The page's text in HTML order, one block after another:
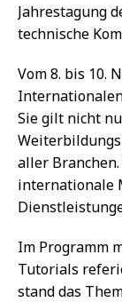
Jahrestagung
technische
Vom 8. bis 10.
Sie gilt nicht
aller
internationale
Im Programm
Tutorials
stand das